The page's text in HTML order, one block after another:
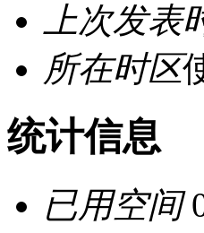
上次发表
所在时区
统计信息
已用空间